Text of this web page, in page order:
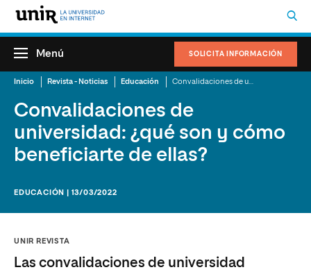
SOLICITA INFORMACIÓN
Menú
Inicio Revista - Noticias Educación
Convalidaciones de
universidad: ¿qué son y cómo
beneficiarte de ellas?
EDUCACIÓN | 13/03/2022
UNIR REVISTA
Las convalidaciones de universidad